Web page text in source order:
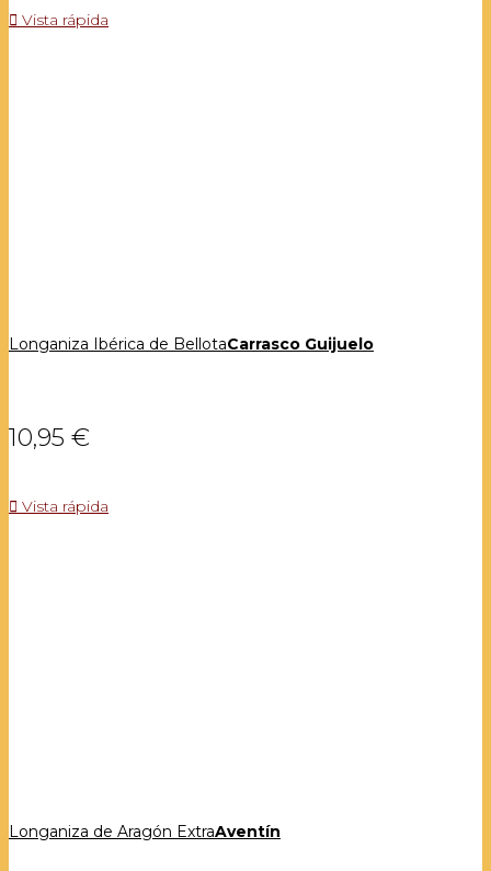
 Vista rápida
Longaniza Ibérica de BellotaCarrasco Guijuelo
10,95 €
 Vista rápida
Longaniza de Aragón ExtraAventín